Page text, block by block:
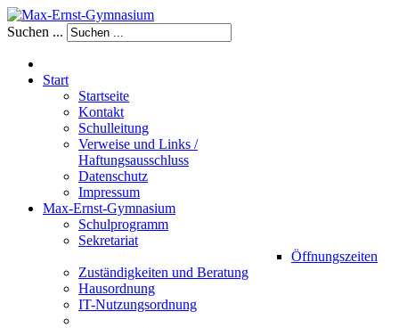
Suchen ...
Start
Startseite
Kontakt
Schulleitung
Verweise und Links /
Haftungsausschluss
Datenschutz
Impressum
Max-Ernst-Gymnasium
Schulprogramm
Sekretariat
Öffnungszeiten
Zuständigkeiten und Beratung
Hausordnung
IT-Nutzungsordnung